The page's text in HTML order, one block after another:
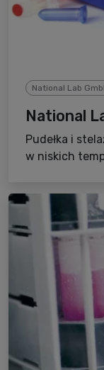
National Lab
National
Pudełka i
w niskich